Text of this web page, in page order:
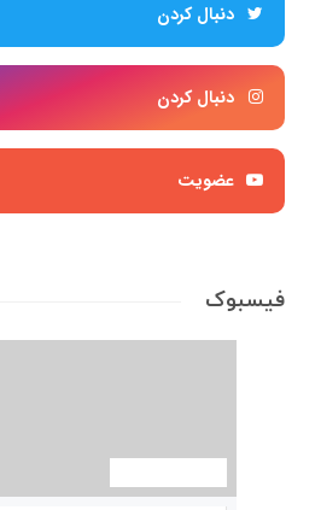
دنبال کردن
دنبال کردن
عضویت
فیسبوک